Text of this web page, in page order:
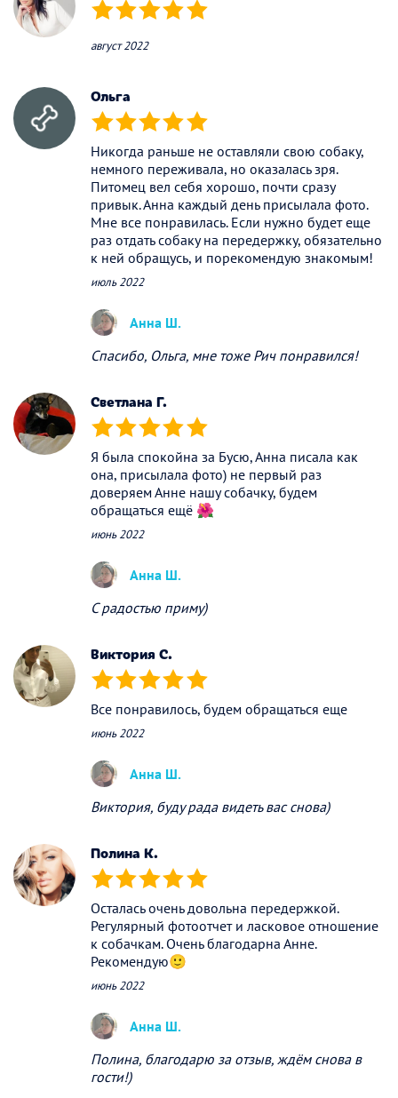
(*) (*) (*) (*) (*)
август 2022
Ольга
(*) (*) (*) (*) (*)
Никогда раньше не оставляли свою собаку,
немного переживала, но оказалась зря.
Питомец вел себя хорошо, почти сразу
привык. Анна каждый день присылала фото.
Мне все понравилась. Если нужно будет еще
раз отдать собаку на передержку, обязательно
к ней обращусь, и порекомендую знакомым!
июль 2022
Анна Ш.
Спасибо, Ольга, мне тоже Рич понравился!
Светлана Г.
(*) (*) (*) (*) (*)
Я была спокойна за Бусю, Анна писала как
она, присылала фото) не первый раз
доверяем Анне нашу собачку, будем
обращаться ещё 🌺
июнь 2022
Анна Ш.
С радостью приму)
Виктория С.
(*) (*) (*) (*) (*)
Все понравилось, будем обращаться еще
июнь 2022
Анна Ш.
Виктория, буду рада видеть вас снова)
Полина К.
(*) (*) (*) (*) (*)
Осталась очень довольна передержкой.
Регулярный фотоотчет и ласковое отношение
к собачкам. Очень благодарна Анне.
Рекомендую🙂
июнь 2022
Анна Ш.
Полина, благодарю за отзыв, ждём снова в
гости!)